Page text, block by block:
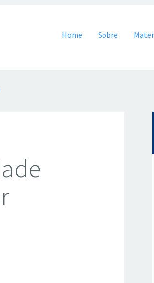
Pular para o conteúdo
Home Sobre